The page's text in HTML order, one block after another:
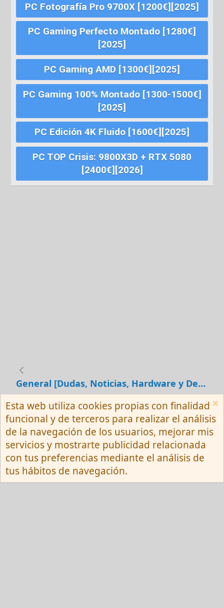
PC Fotografía Pro 9700X [1200€][2025]
PC Gaming Perfecto Montado [1280€]
[2025]
PC Gaming AMD [1300€][2025]
PC Gaming 100% Montado [1300-1500€]
[2025]
PC Edición 4K Fluido [1600€][2025]
PC TOP Crisis: 9800X3D + RTX 5080
[2400€][2026]
General [Dudas, Noticias, Hardware y Debates]
Español (Neutro) Tu
Contactarnos
Términos y reglas
Privacy policy
Ayuda
R
S
S
Community platform by XenForo ® © 2010-
2026 XenForo Ltd.
Esta web utiliza cookies propias con finalidad
funcional y de terceros para realizar el análisis
de la navegación de los usuarios, mejorar mis
servicios y mostrarte publicidad relacionada
con tus preferencias mediante el análisis de
tus hábitos de navegación.